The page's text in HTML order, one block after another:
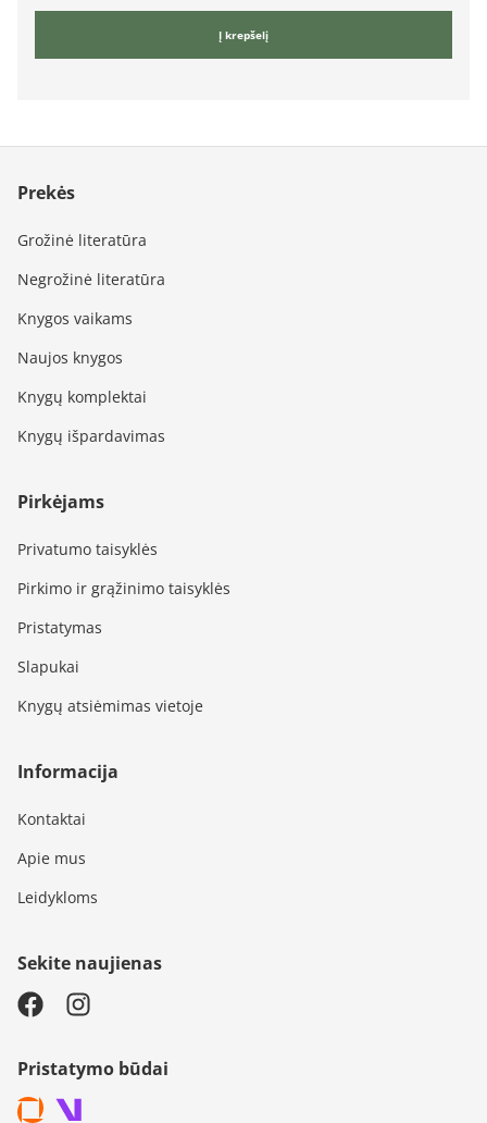
Į krepšelį
Prekės
Grožinė literatūra
Negrožinė literatūra
Knygos vaikams
Naujos knygos
Knygų komplektai
Knygų išpardavimas
Pirkėjams
Privatumo taisyklės
Pirkimo ir grąžinimo taisyklės
Pristatymas
Slapukai
Knygų atsiėmimas vietoje
Informacija
Kontaktai
Apie mus
Leidykloms
Sekite naujienas
Pristatymo būdai